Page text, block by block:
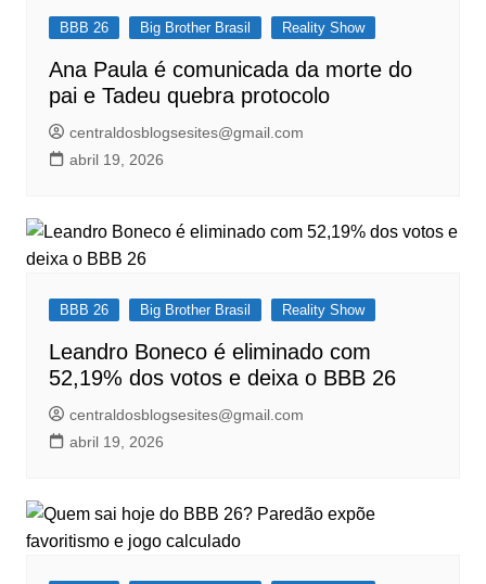
BBB 26 Big Brother Brasil Reality Show
Ana Paula é comunicada da morte do
pai e Tadeu quebra protocolo
centraldosblogsesites@gmail.com
abril 19, 2026
BBB 26 Big Brother Brasil Reality Show
Leandro Boneco é eliminado com
52,19% dos votos e deixa o BBB 26
centraldosblogsesites@gmail.com
abril 19, 2026